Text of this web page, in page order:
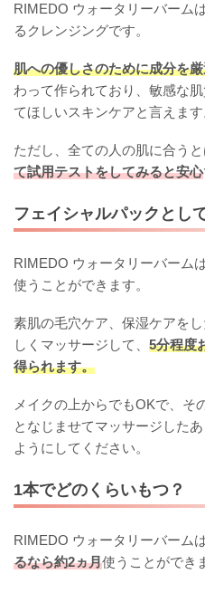
RIMEDO ウォータリーバーム
るクレンジングです。
肌への優しさのために成分を
わって作られており、敏感な
てほしいスキンケアと言えます
ただし、全ての人の肌に合うと
て試用テストをしてみると安心
フェイシャルパックとし
RIMEDO ウォータリーバーム
使うことができます。
素肌の毛穴ケア、保湿ケアを
しくマッサージして、 5分程度
得られます。
メイクの上からでもOKで、そ
となじませてマッサージした
ようにしてください。
1本でどのくらいもつ？
RIMEDO ウォータリーバーム
るなら約2ヵ月使うことができ